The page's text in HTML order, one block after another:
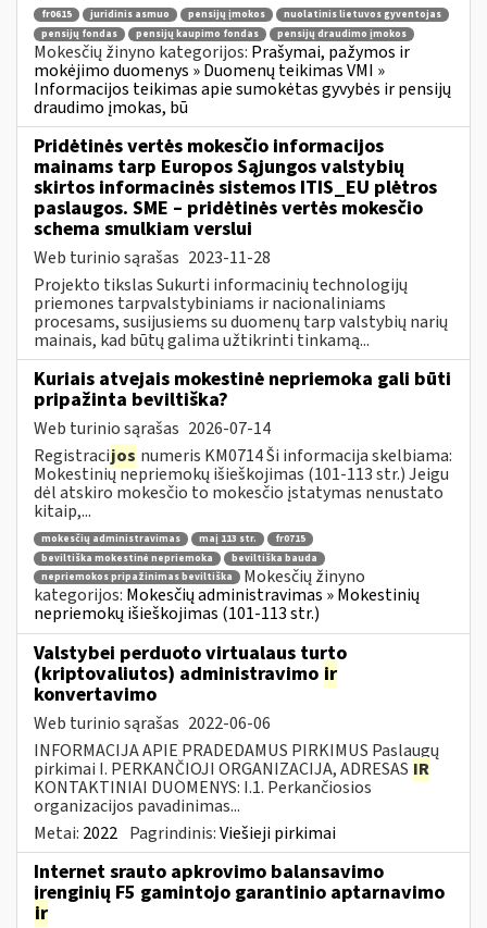
fr0615 juridinis asmuo pensijų įmokos
nuolatinis lietuvos gyventojas
pensijų fondas
pensijų kaupimo fondas pensijų draudimo įmokos
Mokesčių žinyno kategorijos: Prašymai, pažymos ir
mokėjimo duomenys » Duomenų teikimas VMI »
Informacijos teikimas apie sumokėtas gyvybės ir pensijų
draudimo įmokas, bū
Pridėtinės vertės mokesčio informacijos
mainams tarp Europos Sąjungos valstybių
skirtos informacinės sistemos ITIS_EU plėtros
paslaugos. SME – pridėtinės vertės mokesčio
schema smulkiam verslui
Web turinio sąrašas 2023-11-28
Projekto tikslas Sukurti informacinių technologijų
priemones tarpvalstybiniams ir nacionaliniams
procesams, susijusiems su duomenų tarp valstybių narių
mainais, kad būtų galima užtikrinti tinkamą...
Kuriais atvejais mokestinė nepriemoka gali būti
pripažinta beviltiška?
Web turinio sąrašas 2026-07-14
Registracijos numeris KM0714 Ši informacija skelbiama:
Mokestinių nepriemokų išieškojimas (101-113 str.) Jeigu
dėl atskiro mokesčio to mokesčio įstatymas nenustato
kitaip,...
mokesčių administravimas maį 113 str.
fr0715
beviltiška mokestinė nepriemoka
beviltiška bauda
nepriemokos pripažinimas beviltiška
Mokesčių žinyno
kategorijos: Mokesčių administravimas » Mokestinių
nepriemokų išieškojimas (101-113 str.)
Valstybei perduoto virtualaus turto
(kriptovaliutos) administravimo ir
konvertavimo
Web turinio sąrašas 2022-06-06
INFORMACIJA APIE PRADEDAMUS PIRKIMUS Paslaugų
pirkimai I. PERKANČIOJI ORGANIZACIJA, ADRESAS IR
KONTAKTINIAI DUOMENYS: I.1. Perkančiosios
organizacijos pavadinimas...
Metai: 2022 Pagrindinis:Viešieji pirkimai
Internet srauto apkrovimo balansavimo
įrenginių F5 gamintojo garantinio aptarnavimo
ir